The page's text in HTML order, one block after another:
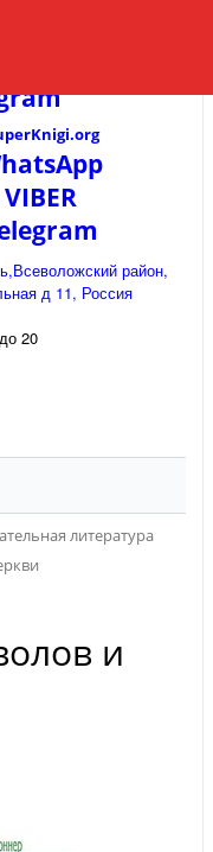
org
район,
д 11, Россия
20
литература
и